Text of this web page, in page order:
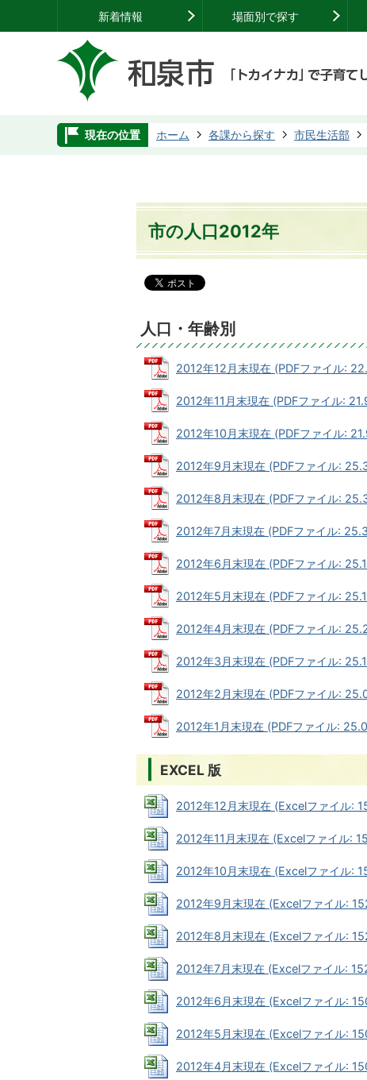
新着情報 場面別で探す
現在の位置 ホーム 各課から探す 市民生活部
市の人口2012年
人口・年齢別
2012年12月末現在 (PDFファイル:
2012年11月末現在 (PDFファイル:
2012年10月末現在 (PDFファイル:
2012年9月末現在 (PDFファイル:
2012年8月末現在 (PDFファイル:
2012年7月末現在 (PDFファイル:
2012年6月末現在 (PDFファイル:
2012年5月末現在 (PDFファイル:
2012年4月末現在 (PDFファイル:
2012年3月末現在 (PDFファイル:
2012年2月末現在 (PDFファイル:
2012年1月末現在 (PDFファイル:
EXCEL 版
2012年12月末現在 (Excelファイル:
2012年11月末現在 (Excelファイル:
2012年10月末現在 (Excelファイル:
2012年9月末現在 (Excelファイル:
2012年8月末現在 (Excelファイル:
2012年7月末現在 (Excelファイル:
2012年6月末現在 (Excelファイル:
2012年5月末現在 (Excelファイル:
2012年4月末現在 (Excelファイル: